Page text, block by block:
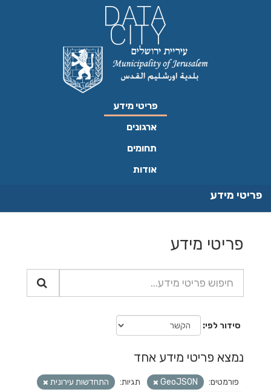
פריטי מידע
ארגונים
תחומים
אודות
פריטי מידע
פריטי מידע
סידור לפי
נמצא פריטי מידע אחד
פורמטים: GeoJSON תגיות:
התחדשות עירונית